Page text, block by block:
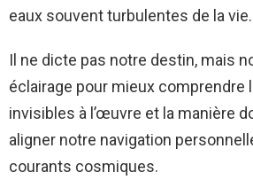
eaux souvent turbulentes de la vie.
Il ne dicte pas notre destin, mais
éclairage pour mieux comprendre
invisibles à l’œuvre et la manière
aligner notre navigation
courants cosmiques.